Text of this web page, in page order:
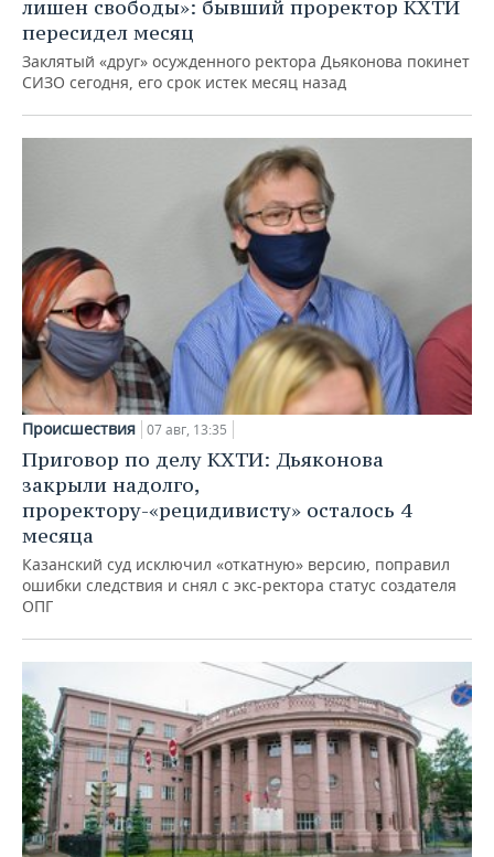
лишен свободы»: бывший проректор КХТИ
пересидел месяц
Заклятый «друг» осужденного ректора Дьяконова покинет
СИЗО сегодня, его срок истек месяц назад
Происшествия 07 авг, 13:35
Приговор по делу КХТИ: Дьяконова
закрыли надолго,
проректору-«рецидивисту» осталось 4
месяца
Казанский суд исключил «откатную» версию, поправил
ошибки следствия и снял с экс-ректора статус создателя
ОПГ